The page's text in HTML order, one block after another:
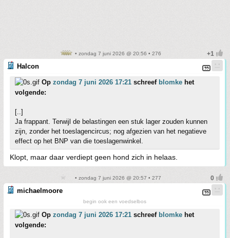
• zondag 7 juni 2026 @ 20:56 • 276
Halcon
Op zondag 7 juni 2026 17:21 schreef blomke het
volgende:
[..]
Ja frappant. Terwijl de belastingen een stuk lager zouden kunnen
zijn, zonder het toeslagencircus; nog afgezien van het negatieve
effect op het BNP van die toeslagenwinkel.
Klopt, maar daar verdiept geen hond zich in helaas.
• zondag 7 juni 2026 @ 20:57 • 277
michaelmoore
begin ook een voedselbos
Op zondag 7 juni 2026 17:21 schreef blomke het
volgende: